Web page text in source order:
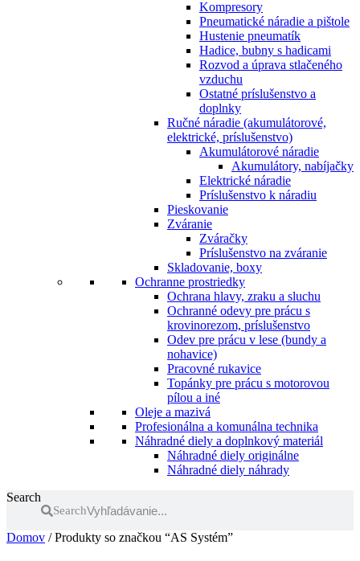
Kompresory
Pneumatické náradie a pištole
Hustenie pneumatík
Hadice, bubny s hadicami
Rozvod a úprava stlačeného
vzduchu
Ostatné príslušenstvo a
doplnky
Ručné náradie (akumulátorové,
elektrické, príslušenstvo)
Akumulátorové náradie
Akumulátory, nabíjačky
Elektrické náradie
Príslušenstvo k náradiu
Pieskovanie
Zváranie
Zváračky
Príslušenstvo na zváranie
Skladovanie, boxy
Ochranne prostriedky
Ochrana hlavy, zraku a sluchu
Ochranné odevy pre prácu s
krovinorezom, príslušenstvo
Odev pre prácu v lese (bundy a
nohavice)
Pracovné rukavice
Topánky pre prácu s motorovou
pílou a iné
Oleje a mazivá
Profesionálna a komunálna technika
Náhradné diely a doplnkový materiál
Náhradné diely originálne
Náhradné diely náhrady
Search
Search
Domov / Produkty so značkou “AS Systém”